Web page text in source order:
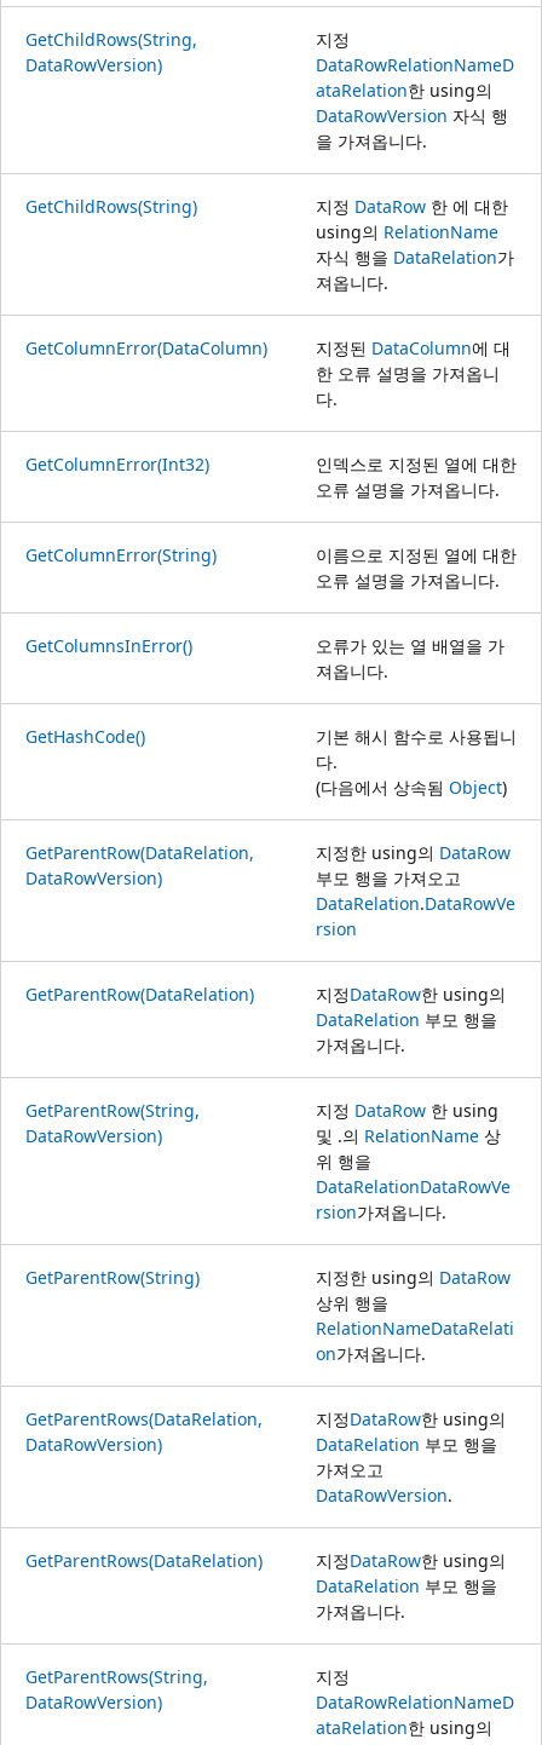
GetChildRows(String,
DataRowVersion)
지정
DataRowRelationNameD
ataRelation한 using의
DataRowVersion 자식 행
을 가져옵니다.
GetChildRows(String) 지정 DataRow 한 에 대한
using의 RelationName
자식 행을 DataRelation가
져옵니다.
GetColumnError(DataColumn) 지정된 DataColumn에 대
한 오류 설명을 가져옵니
다.
GetColumnError(Int32)
인덱스로 지정된 열에 대한
오류 설명을 가져옵니다.
GetColumnError(String)
이름으로 지정된 열에 대한
오류 설명을 가져옵니다.
GetColumnsInError()
오류가 있는 열 배열을 가
져옵니다.
GetHashCode()
기본 해시 함수로 사용됩니
다.
(다음에서 상속됨 Object)
GetParentRow(DataRelation,
DataRowVersion)
지정한 using의 DataRow
부모 행을 가져오고
DataRelation.DataRowVe
rsion
GetParentRow(DataRelation) 지정DataRow한 using의
DataRelation 부모 행을
가져옵니다.
GetParentRow(String,
DataRowVersion)
지정 DataRow 한 using
및 .의 RelationName 상
위 행을
DataRelationDataRowVe
rsion가져옵니다.
GetParentRow(String) 지정한 using의 DataRow
상위 행을
RelationNameDataRelati
on가져옵니다.
GetParentRows(DataRelation,
DataRowVersion)
지정DataRow한 using의
DataRelation 부모 행을
가져오고
DataRowVersion.
GetParentRows(DataRelation) 지정DataRow한 using의
DataRelation 부모 행을
가져옵니다.
GetParentRows(String,
DataRowVersion)
지정
DataRowRelationNameD
ataRelation한 using의